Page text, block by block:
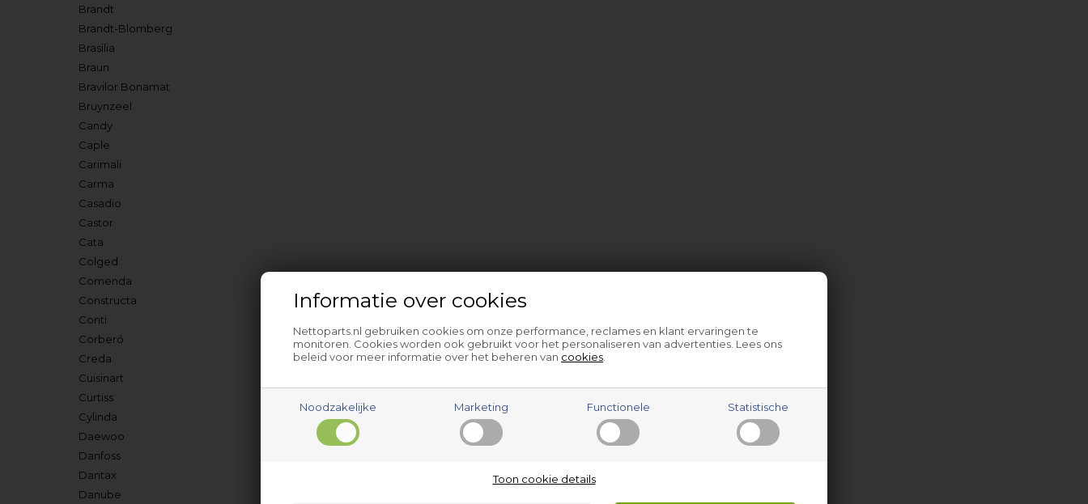
Informatie over cookies
Nettoparts.nl gebruiken cookies om onze performance, reclames en klant ervaringen te
monitoren. Cookies worden ook gebruikt voor het personaliseren van advertenties. Lees ons
beleid voor meer informatie over het beheren van cookies
Noodzakelijke Marketing Functionele Statistische
Toon cookie details
Brandt
Brandt-Blomberg
Brasilia
Braun
Bravilor Bonamat
Bruynzeel
Candy
Caple
Carimali
Carma
Casadio
Castor
Cata
Colged
Comenda
Constructa
Conti
Corberó
Creda
Cuisinart
Curtiss
Cylinda
Daewoo
Danfoss
Dantax
Danube